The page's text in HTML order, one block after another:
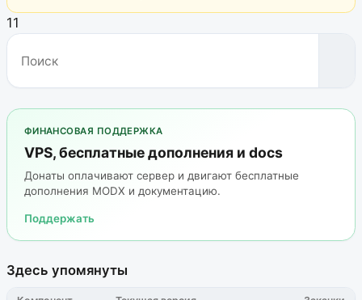
11
ФИНАНСОВАЯ ПОДДЕРЖКА
VPS, бесплатные дополнения и docs
Донаты оплачивают сервер и двигают бесплатные
дополнения MODX и документацию.
Поддержать
Здесь упомянуты